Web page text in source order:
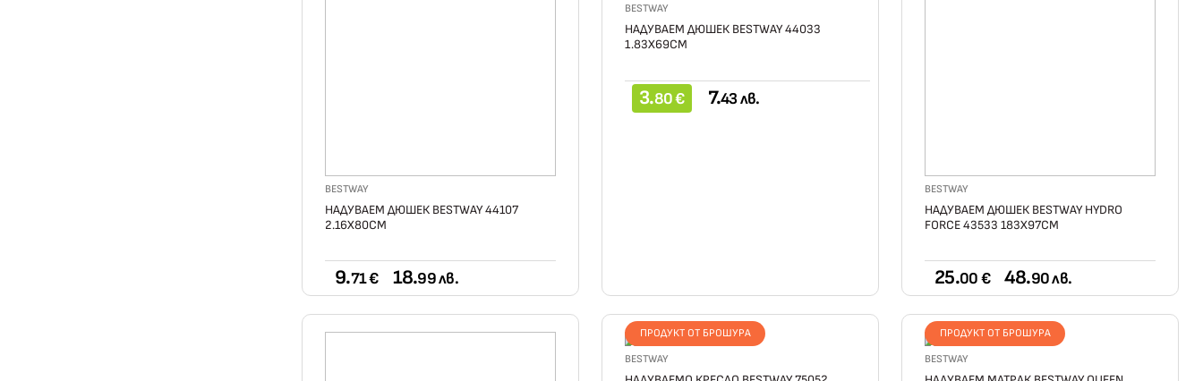
BESTWAY
НАДУВАЕМ ДЮШЕК BESTWAY 44107
2.16X80СМ
9.71 € 18.99 лв.
BESTWAY
НАДУВАЕМ ДЮШЕК BESTWAY 44033
1.83X69СМ
3.80 € 7.43 лв.
BESTWAY
НАДУВАЕМ ДЮШЕК BESTWAY HYDRO
FORCE 43533 183X97СМ
25.00 € 48.90 лв.
ПРОДУКТ ОТ БРОШУРА
BESTWAY
ПРОДУКТ ОТ БРОШУРА
BESTWAY